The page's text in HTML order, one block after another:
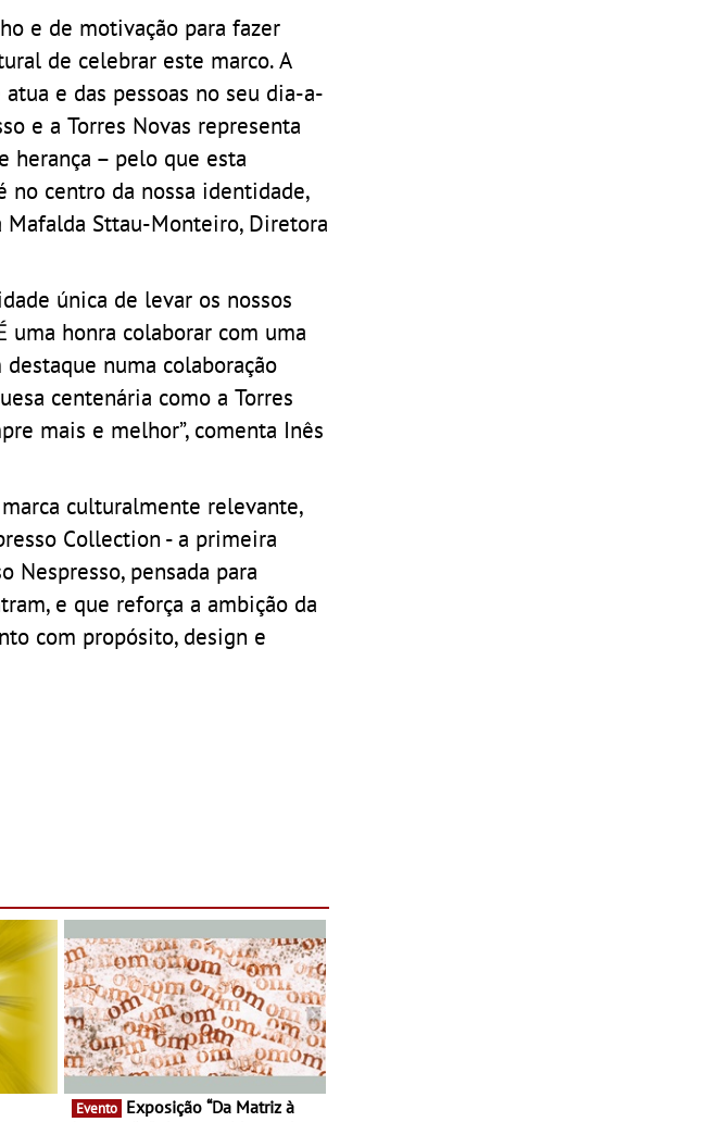
e de motivação para fazer
de celebrar este marco. A
e das pessoas no seu dia-a-
e a Torres Novas representa
herança – pelo que esta
centro da nossa identidade,
Sttau-Monteiro, Diretora
única de levar os nossos
honra colaborar com uma
numa colaboração
centenária como a Torres
mais e melhor”, comenta Inês
culturalmente relevante,
Collection - a primeira
Nespresso, pensada para
e que reforça a ambição da
com propósito, design e
Evento